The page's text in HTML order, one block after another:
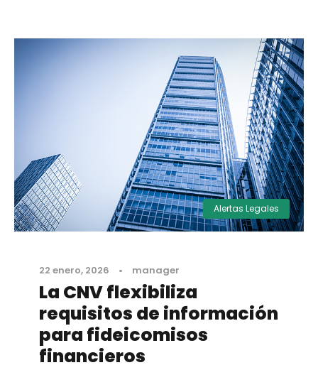
Alertas Legales
22 enero, 2026 • manager
La CNV flexibiliza
requisitos de información
para fideicomisos
financieros